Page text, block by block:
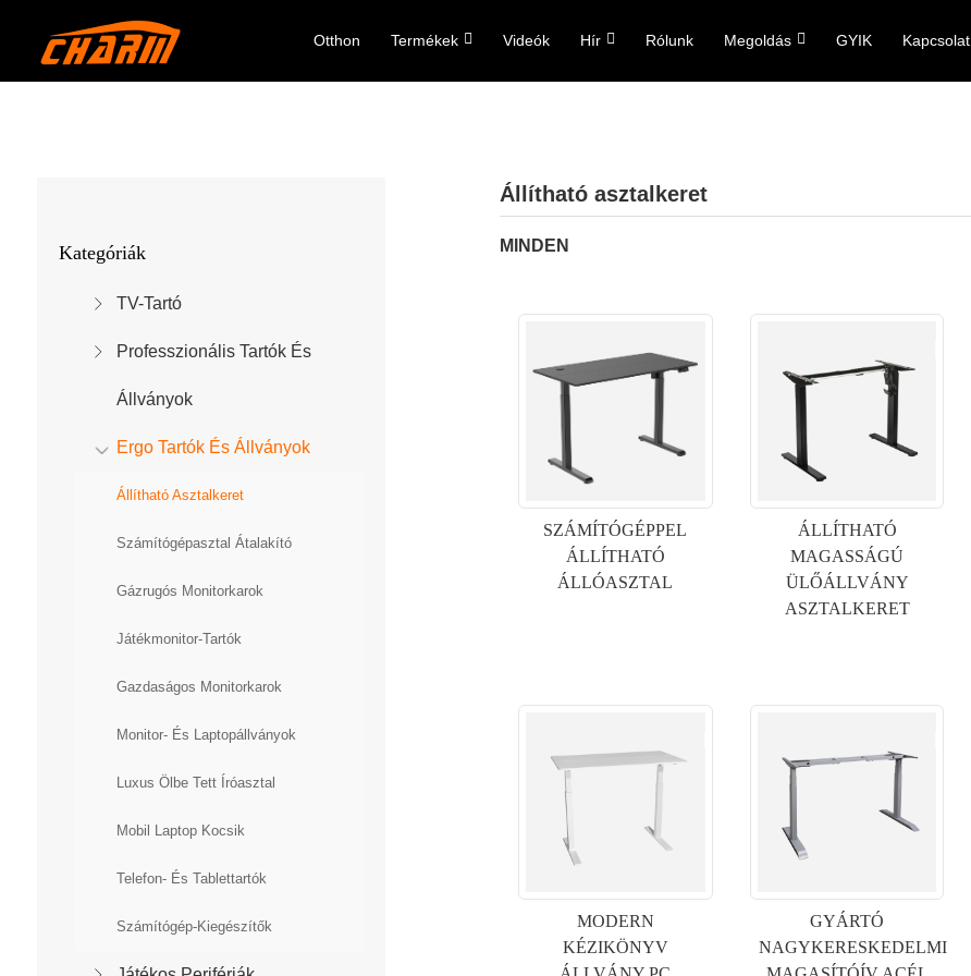
Otthon Termékek Videók Hír Rólunk Megoldás GYIK Kapcsolat
Kategóriák
TV-Tartó
Professzionális Tartók És
Állványok
Ergo Tartók És Állványok
Állítható Asztalkeret
Számítógépasztal Átalakító
Gázrugós Monitorkarok
Játékmonitor-Tartók
Gazdaságos Monitorkarok
Monitor- És Laptopállványok
Luxus Ölbe Tett Íróasztal
Mobil Laptop Kocsik
Telefon- És Tablettartók
Számítógép-Kiegészítők
Állítható asztalkeret
MINDEN
SZÁMÍTÓGÉPPEL
ÁLLÍTHATÓ
ÁLLÓASZTAL
ÁLLÍTHATÓ
MAGASSÁGÚ
ÜLŐÁLLVÁNY
ASZTALKERET
MODERN
KÉZIKÖNYV
GYÁRTÓ
NAGYKERESKEDELMI
KÉRÉS BENYÚJTÁSA